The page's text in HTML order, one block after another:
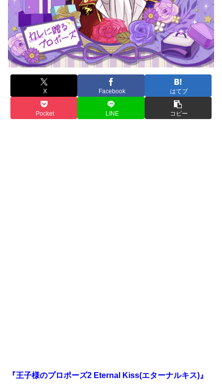
X Facebook はてブ
Pocket LINE コピー
『王子様のプロポーズ2 Eternal Kiss(エターナルキス)』